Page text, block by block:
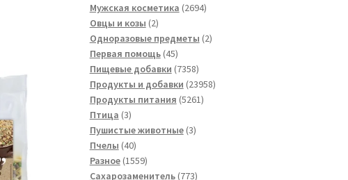
товаров
Мужская косметика 26942694
Овцы и козы 22
товара
Одноразовые предметы 22
Первая помощь 4545
товаров
Пищевые добавки 73587358
товаров
Продукты и добавки 2395823958
Продукты питания 52615261
Птица 33
товара
Пушистые животные 33
Пчелы 4040
товаров
Разное 15591559
товаров
Сахарозаменитель 773773